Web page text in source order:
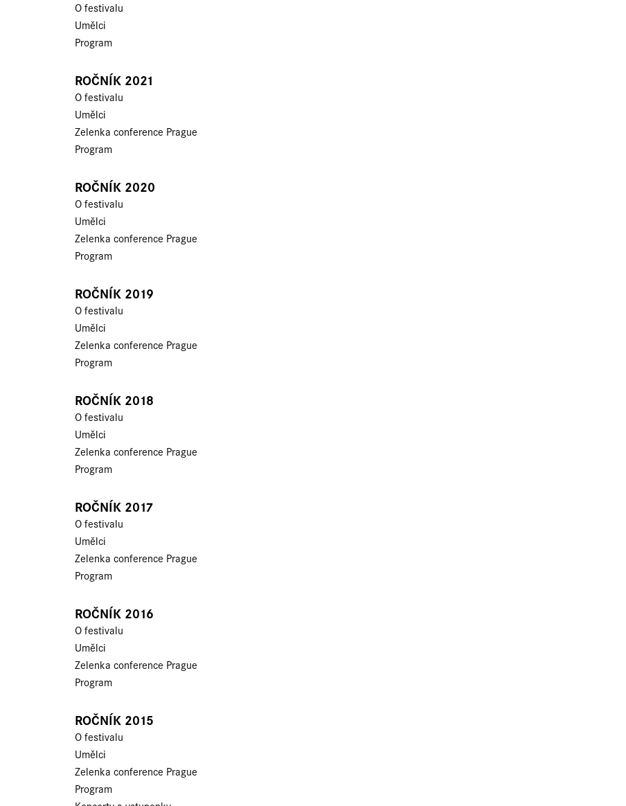
O festivalu
Umělci
Program
ROČNÍK 2021
O festivalu
Umělci
Zelenka conference Prague
Program
ROČNÍK 2020
O festivalu
Umělci
Zelenka conference Prague
Program
ROČNÍK 2019
O festivalu
Umělci
Zelenka conference Prague
Program
ROČNÍK 2018
O festivalu
Umělci
Zelenka conference Prague
Program
ROČNÍK 2017
O festivalu
Umělci
Zelenka conference Prague
Program
ROČNÍK 2016
O festivalu
Umělci
Zelenka conference Prague
Program
ROČNÍK 2015
O festivalu
Umělci
Zelenka conference Prague
Program